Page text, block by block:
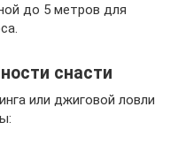
до 5 метров для
снасти
или джиговой ловли